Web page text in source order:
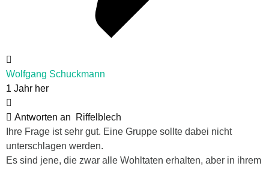
Wolfgang Schuckmann
1 Jahr her
Antworten an
Riffelblech
Ihre Frage ist sehr gut. Eine Gruppe sollte dabei nicht
unterschlagen werden.
Es sind jene, die zwar alle Wohltaten erhalten, aber in ihrem